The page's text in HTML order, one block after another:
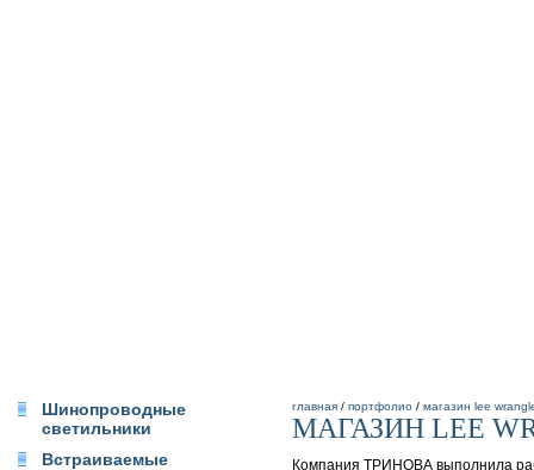
Шинопроводные
светильники
Встраиваемые
главная / портфолио / магазин lee
МАГАЗИН LEE
Компания ТРИНОВА выполнила